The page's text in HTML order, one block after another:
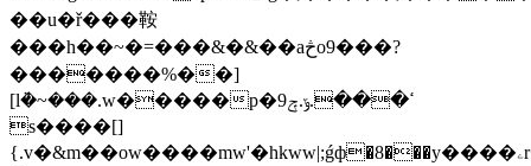
� �u�ř���鞍
���h��~�=���&�&��aڅo9���?
�������%��]
[lܵ�~���.w�����p�9ߵ���.ݹ.ݼ
s����[]
{.v�&m��ow����mw'�һkww|;ǵф�8���y����ۦr������|